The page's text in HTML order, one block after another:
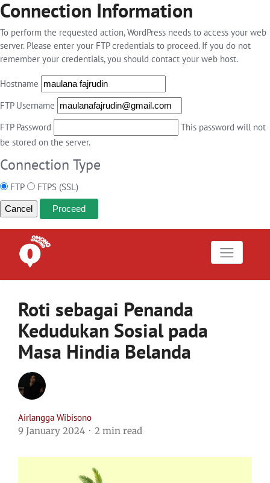
Connection Information
To perform the requested action, WordPress needs to access your web
server. Please enter your FTP credentials to proceed. If you do not
remember your credentials, you should contact your web host.
Hostname
FTP Username
FTP Password
This password will not
be stored on the server.
Connection Type
FTP FTPS (SSL)
Cancel
Roti sebagai Penanda
Kedudukan Sosial pada
Masa Hindia Belanda
Airlangga Wibisono
9 January 2024
2 min read